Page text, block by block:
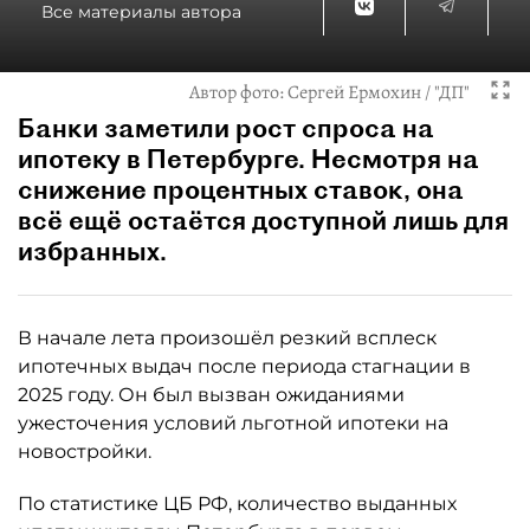
Все материалы автора
Автор фото:Сергей Ермохин / "ДП"
Банки заметили рост спроса на
ипотеку в Петербурге. Несмотря на
снижение процентных ставок, она
всё ещё остаётся доступной лишь для
избранных.
В начале лета произошёл резкий всплеск
ипотечных выдач после периода стагнации в
2025 году. Он был вызван ожиданиями
ужесточения условий льготной ипотеки на
новостройки.
По статистике ЦБ РФ, количество выданных